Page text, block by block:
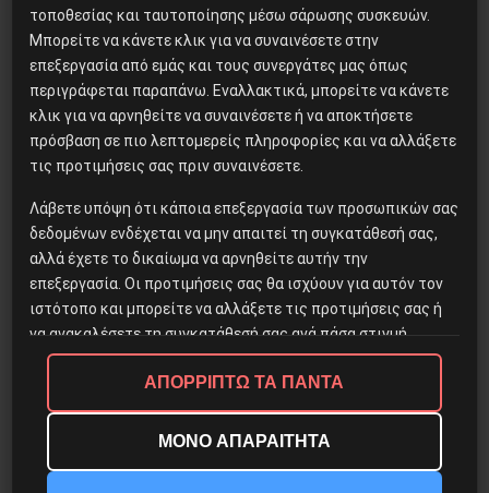
του Γιάννη Αγγέλη
13 Ιανουαρίου, 2021
Δημοφιλή Άρθρα
τοποθεσίας και ταυτοποίησης μέσω σάρωσης συσκευών.
Μπορείτε να κάνετε κλικ για να συναινέσετε στην
επεξεργασία από εμάς και τους συνεργάτες μας όπως
περιγράφεται παραπάνω. Εναλλακτικά, μπορείτε να κάνετε
κλικ για να αρνηθείτε να συναινέσετε ή να αποκτήσετε
πρόσβαση σε πιο λεπτομερείς πληροφορίες και να αλλάξετε
τις προτιμήσεις σας πριν συναινέσετε.
Λάβετε υπόψη ότι κάποια επεξεργασία των προσωπικών σας
δεδομένων ενδέχεται να μην απαιτεί τη συγκατάθεσή σας,
αλλά έχετε το δικαίωμα να αρνηθείτε αυτήν την
επεξεργασία. Οι προτιμήσεις σας θα ισχύουν για αυτόν τον
ιστότοπο και μπορείτε να αλλάξετε τις προτιμήσεις σας ή
να ανακαλέσετε τη συγκατάθεσή σας ανά πάσα στιγμή.
Περισσότερες πληροφορίες▼
ΑΠΟΡΡΙΠΤΩ ΤΑ ΠΑΝΤΑ
ΜΟΝΟ ΑΠΑΡΑΙΤΗΤΑ